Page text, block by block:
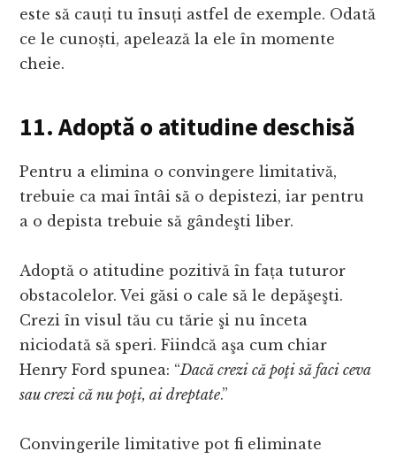
este să cauți tu însuți astfel de exemple. Odată
ce le cunoști, apelează la ele în momente
cheie.
11. Adoptă o atitudine deschisă
Pentru a elimina o convingere limitativă,
trebuie ca mai întâi să o depistezi, iar pentru
a o depista trebuie să gândeşti liber.
Adoptă o atitudine pozitivă în fața tuturor
obstacolelor. Vei găsi o cale să le depăşeşti.
Crezi în visul tău cu tărie şi nu înceta
niciodată să speri. Fiindcă aşa cum chiar
Henry Ford spunea: “Dacă crezi că poţi să faci ceva
sau crezi că nu poţi, ai dreptate.”
Convingerile limitative pot fi eliminate